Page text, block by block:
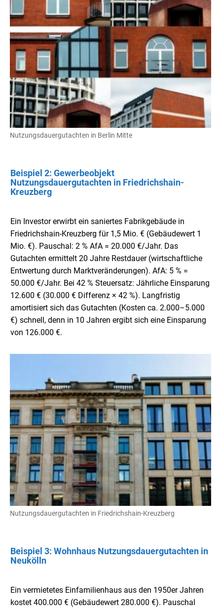
Nutzungsdauergutachten in Berlin Mitte
Beispiel 2: Gewerbeobjekt
Nutzungsdauergutachten in Friedrichshain-
Kreuzberg
Ein Investor erwirbt ein saniertes Fabrikgebäude in
Friedrichshain-Kreuzberg für 1,5 Mio. € (Gebäudewert 1
Mio. €). Pauschal: 2 % AfA = 20.000 €/Jahr. Das
Gutachten ermittelt 20 Jahre Restdauer (wirtschaftliche
Entwertung durch Marktveränderungen). AfA: 5 % =
50.000 €/Jahr. Bei 42 % Steuersatz: Jährliche Einsparung
12.600 € (30.000 € Differenz × 42 %). Langfristig
amortisiert sich das Gutachten (Kosten ca. 2.000–5.000
€) schnell, denn in 10 Jahren ergibt sich eine Einsparung
von 126.000 €.
Nutzungsdauergutachten in Friedrichshain-Kreuzberg
Beispiel 3: Wohnhaus Nutzungsdauergutachten in
Neukölln
Ein vermietetes Einfamilienhaus aus den 1950er Jahren
kostet 400.000 € (Gebäudewert 280.000 €). Pauschal